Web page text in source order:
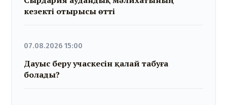
кезекті отырысы өтті
07.08.2026 15:00
Дауыс беру учаскесін қалай табуға
болады?